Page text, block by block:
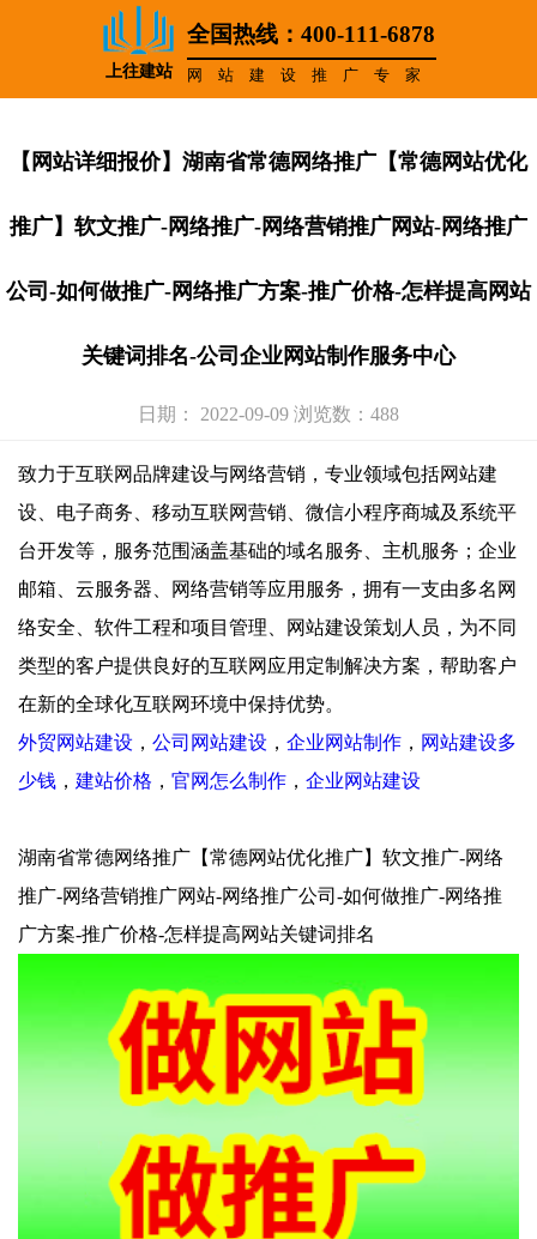
上往建站
全国热线：400-111-6878
网站建设推广专家
【网站详细报价】湖南省常德网络推广【常德网站优化
推广】软文推广-网络推广-网络营销推广网站-网络推广
公司-如何做推广-网络推广方案-推广价格-怎样提高网站
关键词排名-公司企业网站制作服务中心
日期： 2022-09-09 浏览数：488
致力于互联网品牌建设与网络营销，专业领域包括网站建
设、电子商务、移动互联网营销、微信小程序商城及系统平
台开发等，服务范围涵盖基础的域名服务、主机服务；企业
邮箱、云服务器、网络营销等应用服务，拥有一支由多名网
络安全、软件工程和项目管理、网站建设策划人员，为不同
类型的客户提供良好的互联网应用定制解决方案，帮助客户
在新的全球化互联网环境中保持优势。
外贸网站建设 ， 公司网站建设 ， 企业网站制作 ， 网站建设多
少钱 ， 建站价格 ， 官网怎么制作 ， 企业网站建设
湖南省常德网络推广【常德网站优化推广】软文推广-网络
推广-网络营销推广网站-网络推广公司-如何做推广-网络推
广方案-推广价格-怎样提高网站关键词排名